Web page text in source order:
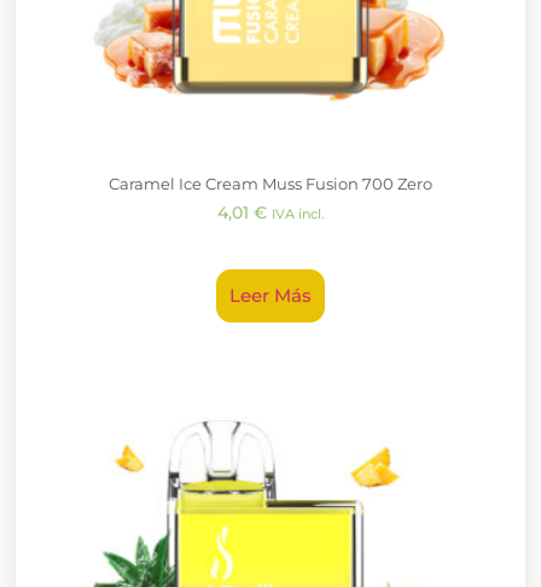
Caramel Ice Cream Muss Fusion 700 Zero
4,01 € IVA incl.
Leer Más